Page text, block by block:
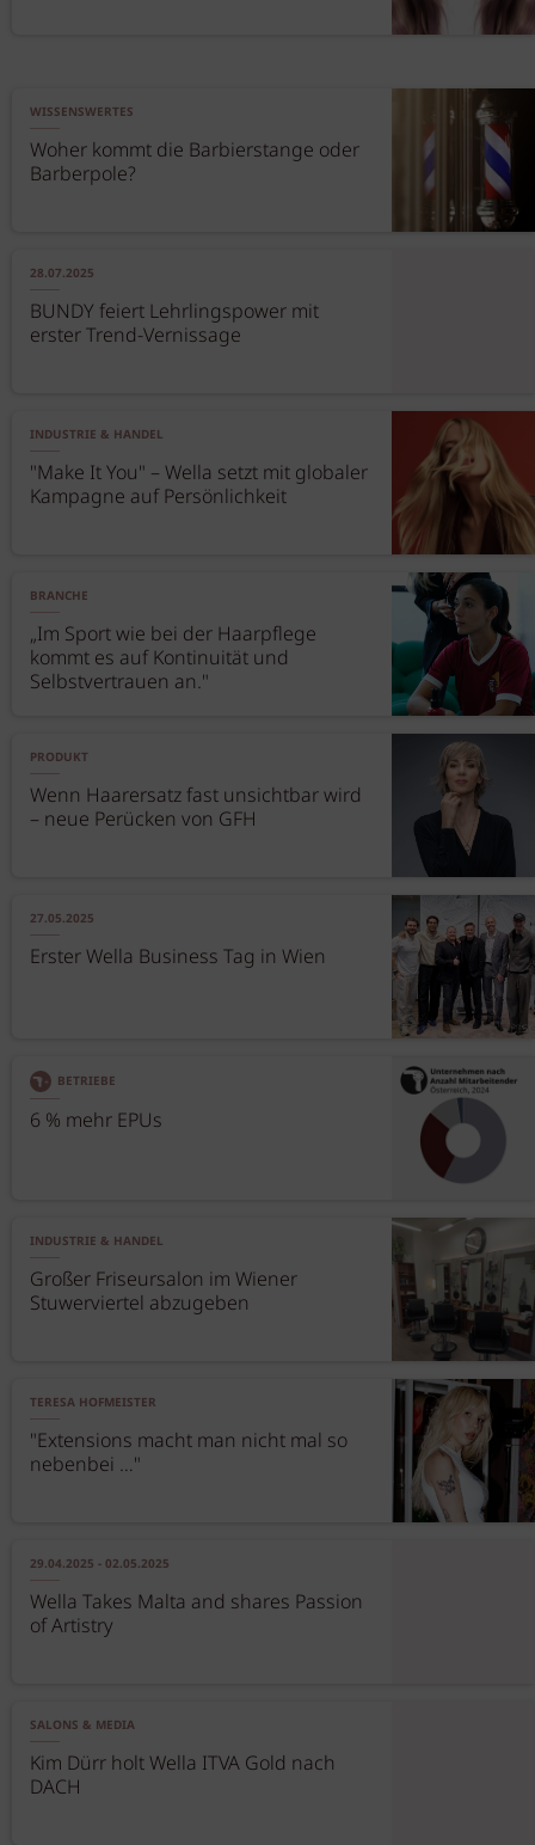
WISSENSWERTES
Woher kommt die Barbierstange oder
Barberpole?
28.07.2025
BUNDY feiert Lehrlingspower mit
erster Trend-Vernissage
INDUSTRIE & HANDEL
"Make It You" – Wella setzt mit globaler
Kampagne auf Persönlichkeit
BRANCHE
„Im Sport wie bei der Haarpflege
kommt es auf Kontinuität und
Selbstvertrauen an."
PRODUKT
Wenn Haarersatz fast unsichtbar wird
– neue Perücken von GFH
27.05.2025
Erster Wella Business Tag in Wien
BETRIEBE
6 % mehr EPUs
INDUSTRIE & HANDEL
Großer Friseursalon im Wiener
Stuwerviertel abzugeben
TERESA HOFMEISTER
"Extensions macht man nicht mal so
nebenbei …"
29.04.2025 - 02.05.2025
Wella Takes Malta and shares Passion
of Artistry
SALONS & MEDIA
Kim Dürr holt Wella ITVA Gold nach
DACH